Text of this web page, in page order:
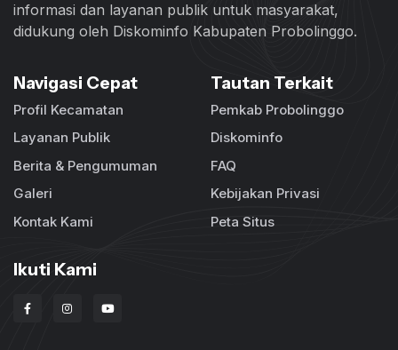
informasi dan layanan publik untuk masyarakat,
didukung oleh Diskominfo Kabupaten Probolinggo.
Navigasi Cepat
Profil Kecamatan
Layanan Publik
Berita & Pengumuman
Galeri
Kontak Kami
Tautan Terkait
Pemkab Probolinggo
Diskominfo
FAQ
Kebijakan Privasi
Peta Situs
Ikuti Kami